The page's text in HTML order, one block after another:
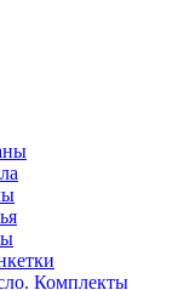
Комплекты